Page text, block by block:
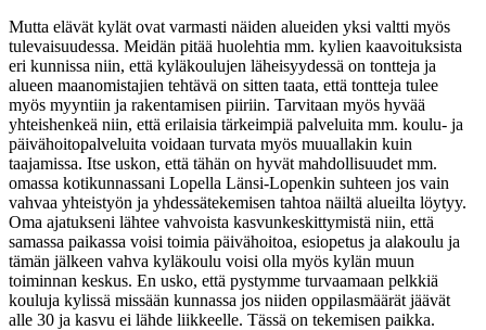
Mutta elävät kylät ovat varmasti näiden alueiden yksi valtti myös
tulevaisuudessa. Meidän pitää huolehtia mm. kylien kaavoituksista
eri kunnissa niin, että kyläkoulujen läheisyydessä on tontteja ja
alueen maanomistajien tehtävä on sitten taata, että tontteja tulee
myös myyntiin ja rakentamisen piiriin. Tarvitaan myös hyvää
yhteishenkeä niin, että erilaisia tärkeimpiä palveluita mm. koulu- ja
päivähoitopalveluita voidaan turvata myös muuallakin kuin
taajamissa. Itse uskon, että tähän on hyvät mahdollisuudet mm.
omassa kotikunnassani Lopella Länsi-Lopenkin suhteen jos vain
vahvaa yhteistyön ja yhdessätekemisen tahtoa näiltä alueilta löytyy.
Oma ajatukseni lähtee vahvoista kasvunkeskittymistä niin, että
samassa paikassa voisi toimia päivähoitoa, esiopetus ja alakoulu ja
tämän jälkeen vahva kyläkoulu voisi olla myös kylän muun
toiminnan keskus. En usko, että pystymme turvaamaan pelkkiä
kouluja kylissä missään kunnassa jos niiden oppilasmäärät jäävät
alle 30 ja kasvu ei lähde liikkeelle. Tässä on tekemisen paikka.